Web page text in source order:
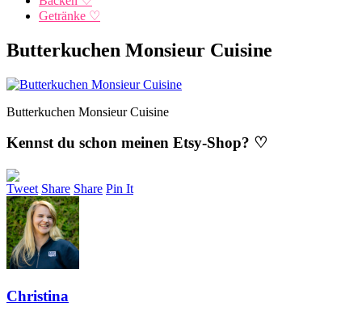
Getränke ♡
Butterkuchen Monsieur Cuisine
Butterkuchen Monsieur Cuisine
Kennst du schon meinen Etsy-Shop? ♡
Tweet Share Share Pin It
Christina